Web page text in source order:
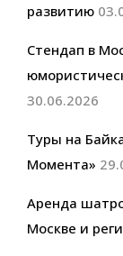
развитию
Стендап в
30.06.2026
Туры на
Момента»
Аренда
Москве и